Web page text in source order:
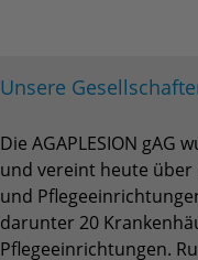
Unsere
Die AGAPLESION gAG
und vereint heute über
und
darunter 20
Pflegeeinrichtungen.